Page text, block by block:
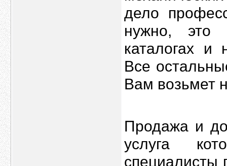
дело
нужно, это
каталогах и
Все
Вам возьмет
Продажа и
услуга
специалисты